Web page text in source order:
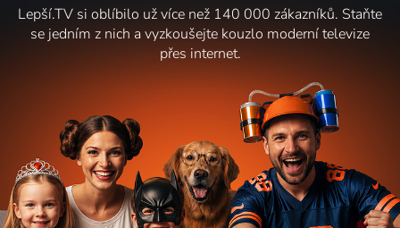
Lepší.TV si oblíbilo už více než 140 000 zákazníků. Staňte
se jedním z nich a vyzkoušejte kouzlo moderní televize
přes internet.